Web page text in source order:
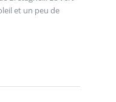
et un peu de